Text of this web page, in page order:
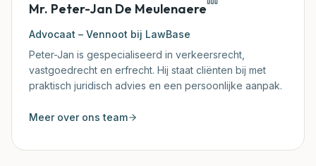
Mr. Peter-Jan De Meulenaere
Advocaat – Vennoot bij LawBase
Peter-Jan is gespecialiseerd in verkeersrecht,
vastgoedrecht en erfrecht. Hij staat cliënten bij met
praktisch juridisch advies en een persoonlijke aanpak.
Meer over ons team